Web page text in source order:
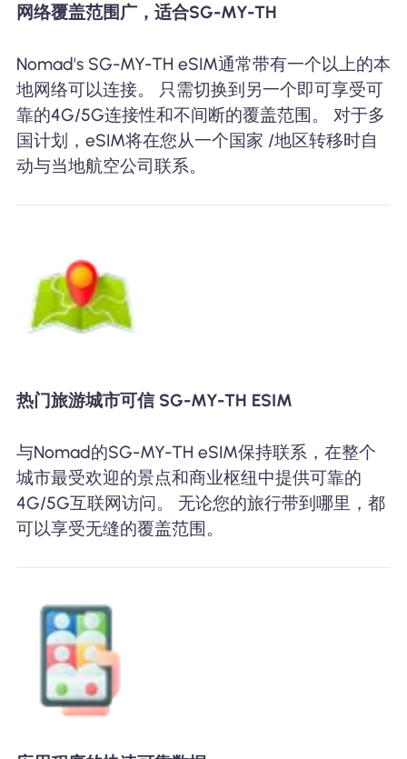
网络覆盖范围广，适合SG-MY-TH
Nomad's SG-MY-TH eSIM通常带有一个以上的本
地网络可以连接。 只需切换到另一个即可享受可
靠的4G/5G连接性和不间断的覆盖范围。 对于多
国计划，eSIM将在您从一个国家 /地区转移时自
动与当地航空公司联系。
热门旅游城市可信 SG-MY-TH ESIM
与Nomad的SG-MY-TH eSIM保持联系，在整个
城市最受欢迎的景点和商业枢纽中提供可靠的
4G/5G互联网访问。 无论您的旅行带到哪里，都
可以享受无缝的覆盖范围。